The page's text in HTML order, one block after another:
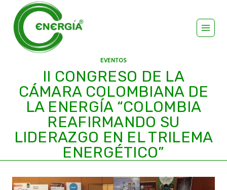
EVENTOS
II CONGRESO DE LA
CÁMARA COLOMBIANA DE
LA ENERGÍA “COLOMBIA
REAFIRMANDO SU
LIDERAZGO EN EL TRILEMA
ENERGÉTICO”